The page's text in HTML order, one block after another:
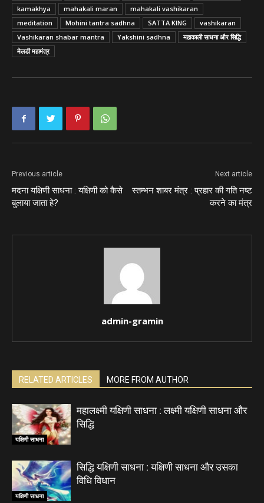
kamakhya
mahakali maran
mahakali vashikaran
meditation
Mohini tantra sadhna SATTA KING
vashikaran
Vashikaran shabar mantra
Yakshini sadhna
महाकाली साधना और सिद्धि
मेलडी महामंत्र
Previous article
मदना यक्षिणी साधना : यक्षिणी को कैसे
बुलाया जाता हे?
Next article
स्तम्भन शाबर मंत्र : प्रहार की गति नष्ट
करने का मंत्र
admin-gramin
RELATED ARTICLES MORE FROM AUTHOR
यक्षिणी साधना
महालक्ष्मी यक्षिणी साधना : लक्ष्मी यक्षिणी साधना और
सिद्धि
यक्षिणी साधना
सिद्धि यक्षिणी साधना : यक्षिणी साधना और उसका
विधि विधान